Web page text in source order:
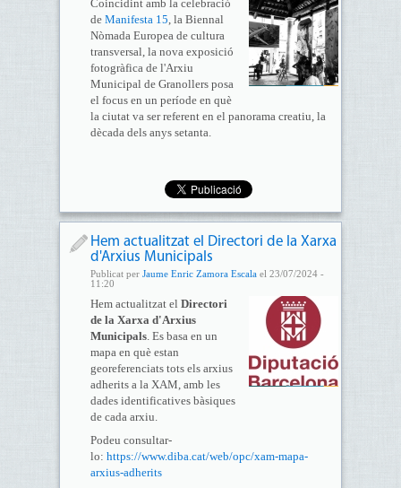
Coincidint amb la celebració
de Manifesta 15, la Biennal
Nòmada Europea de cultura
transversal, la nova exposició
fotogràfica de l'Arxiu
Municipal de Granollers posa
el focus en un període en què
la ciutat va ser referent en el panorama creatiu, la
dècada dels anys setanta.
Hem actualitzat el Directori de la Xarxa
d'Arxius Municipals
Publicat per Jaume Enric Zamora Escalael 23/07/2024 -
11:20
Hem actualitzat el Directori
de la Xarxa d'Arxius
Municipals. Es basa en un
mapa en què estan
georeferenciats tots els arxius
adherits a la XAM, amb les
dades identificatives bàsiques
de cada arxiu.
Podeu consultar-
lo: https://www.diba.cat/web/opc/xam-mapa-
arxius-adherits